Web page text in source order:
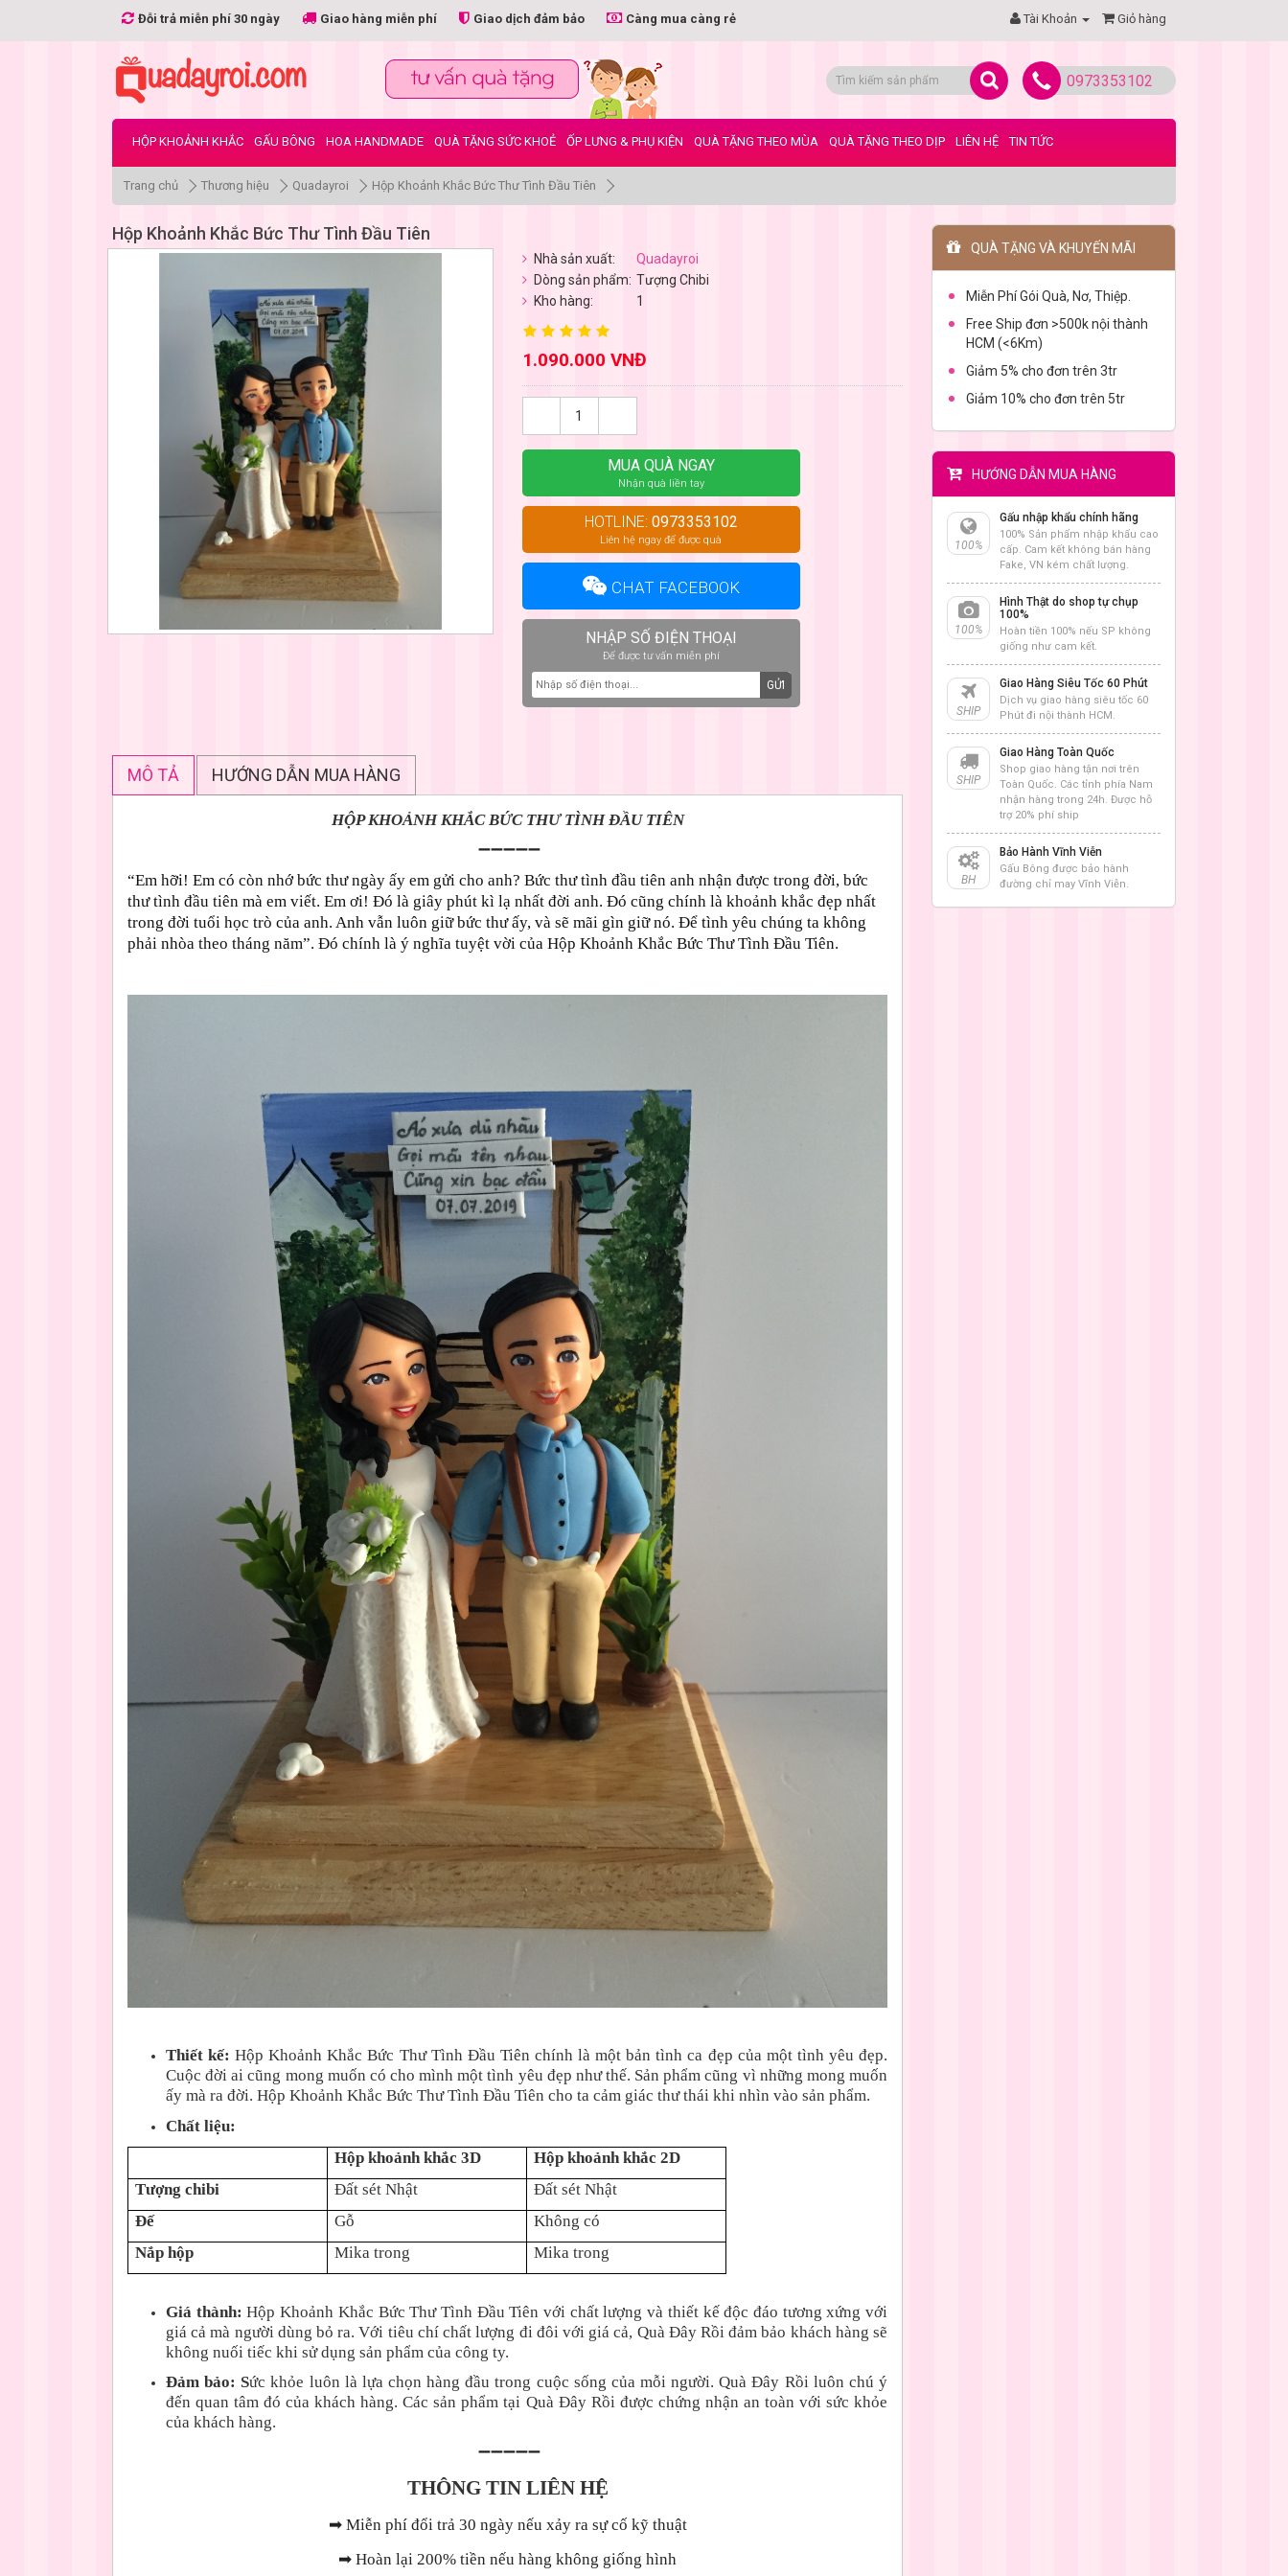
Đỗi trả miễn phí 30 ngày Giao hàng miễn phí Giao dịch đảm bảo Càng mua càng rẻ Tài Khoản Giỏ hàng
0973353102
HỘP KHOẢNH KHẮC GẤU BÔNG HOA HANDMADE QUÀ TẶNG SỨC KHOẺ ỐP LƯNG & PHỤ KIỆN QUÀ TẶNG THEO MÙA QUÀ TẶNG THEO DỊP LIÊN HỆ TIN TỨC
Trang chủ Thương hiệu Quadayroi Hộp Khoảnh Khắc Bức Thư Tình Đầu Tiên
Hộp Khoảnh Khắc Bức Thư Tình Đầu Tiên
Nhà sản xuất:
Quadayroi
Dòng sản phẩm: Tượng Chibi
Kho hàng:
1
1.090.000 VNĐ
MUA QUÀ NGAY
Nhận quà liền tay
HOTLINE: 0973353102
Liên hệ ngay để được quà
CHAT FACEBOOK
NHẬP SỐ ĐIỆN THOẠI
Để được tư vấn miễn phí
GỬI
MÔ TẢ HƯỚNG DẪN MUA HÀNG
HỘP KHOẢNH KHẮC BỨC THƯ TÌNH ĐẦU TIÊN
➖➖➖➖➖
“Em hỡi! Em có còn nhớ bức thư ngày ấy em gửi cho anh? Bức thư tình đầu tiên anh nhận được trong đời, bức
thư tình đầu tiên mà em viết. Em ơi! Đó là giây phút kì lạ nhất đời anh. Đó cũng chính là khoảnh khắc đẹp nhất
trong đời tuổi học trò của anh. Anh vẫn luôn giữ bức thư ấy, và sẽ mãi gìn giữ nó. Để tình yêu chúng ta không
phải nhòa theo tháng năm”. Đó chính là ý nghĩa tuyệt vời của Hộp Khoảnh Khắc Bức Thư Tình Đầu Tiên.
Thiết kế:Hộp Khoảnh Khắc Bức Thư Tình Đầu Tiên chính là một bản tình ca đẹp của một tình yêu đẹp.
Cuộc đời ai cũng mong muốn có cho mình một tình yêu đẹp như thế. Sản phẩm cũng vì những mong muốn
ấy mà ra đời. Hộp Khoảnh Khắc Bức Thư Tình Đầu Tiên cho ta cảm giác thư thái khi nhìn vào sản phẩm.
Chất liệu:
Hộp khoảnh khắc 3D
Hộp khoảnh khắc 2D
Tượng chibi
Đất sét Nhật
Đất sét Nhật
Đế
Gỗ
Không có
Nắp hộp
Mika trong Mika trong
Giá thành: Hộp Khoảnh Khắc Bức Thư Tình Đầu Tiên với chất lượng và thiết kế độc đáo tương xứng với
giá cả mà người dùng bỏ ra. Với tiêu chí chất lượng đi đôi với giá cả, Quà Đây Rồi đảm bảo khách hàng sẽ
không nuối tiếc khi sử dụng sản phẩm của công ty.
Đảm bảo: Sức khỏe luôn là lựa chọn hàng đầu trong cuộc sống của mỗi người. Quà Đây Rồi luôn chú ý
đến quan tâm đó của khách hàng. Các sản phẩm tại Quà Đây Rồi được chứng nhận an toàn với sức khỏe
của khách hàng.
➖➖➖➖➖
THÔNG TIN LIÊN HỆ
➡Miễn phí đổi trả 30 ngày nếu xảy ra sự cố kỹ thuật
➡ Hoàn lại 200% tiền nếu hàng không giống hình
QUÀ TẶNG VÀ KHUYẾN MÃI
Miễn Phí Gói Quà, Nơ, Thiệp.
Free Ship đơn >500k nội thành
HCM (<6Km)
Giảm 5% cho đơn trên 3tr
Giảm 10% cho đơn trên 5tr
HƯỚNG DẪN MUA HÀNG
100%
Gấu nhập khẩu chính hãng
100% Sản phẩm nhập khẩu cao
cấp. Cam kết không bán hàng
Fake, VN kém chất lượng.
100%
Hình Thật do shop tự chụp
100%
Hoàn tiền 100% nếu SP không
giống như cam kết.
SHIP
Giao Hàng Siêu Tốc 60 Phút
Dịch vụ giao hàng siêu tốc 60
Phút đi nội thành HCM.
SHIP
Giao Hàng Toàn Quốc
Shop giao hàng tận nơi trên
Toàn Quốc. Các tỉnh phía Nam
nhận hàng trong 24h. Được hỗ
trợ 20% phí ship
BH
Bảo Hành Vĩnh Viễn
Gấu Bông được bảo hành
đường chỉ may Vĩnh Viễn.